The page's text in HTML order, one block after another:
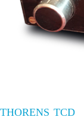
THORENS TCD